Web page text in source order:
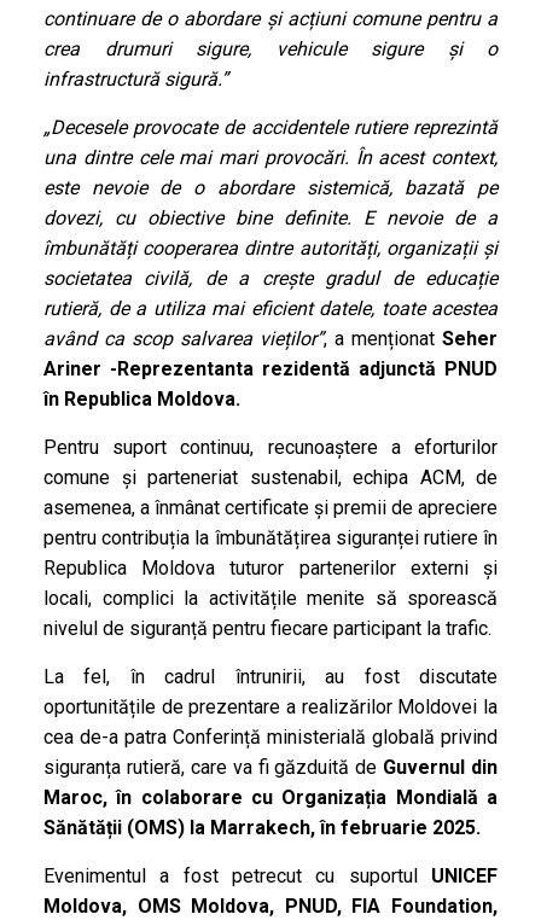
continuare de o abordare și acțiuni comune pentru a
crea drumuri sigure, vehicule sigure și o
infrastructură sigură.”
„Decesele provocate de accidentele rutiere reprezintă
una dintre cele mai mari provocări. În acest context,
este nevoie de o abordare sistemică, bazată pe
dovezi, cu obiective bine definite. E nevoie de a
îmbunătăți cooperarea dintre autorități, organizații și
societatea civilă, de a crește gradul de educație
rutieră, de a utiliza mai eficient datele, toate acestea
având ca scop salvarea vieților”, a menționat Seher
Ariner -Reprezentanta rezidentă adjunctă PNUD
în Republica Moldova.
Pentru suport continuu, recunoaștere a eforturilor
comune și parteneriat sustenabil, echipa ACM, de
asemenea, a înmânat certificate și premii de apreciere
pentru contribuția la îmbunătățirea siguranței rutiere în
Republica Moldova tuturor partenerilor externi și
locali, complici la activitățile menite să sporească
nivelul de siguranță pentru fiecare participant la trafic.
La fel, în cadrul întrunirii, au fost discutate
oportunitățile de prezentare a realizărilor Moldovei la
cea de-a patra Conferință ministerială globală privind
siguranța rutieră, care va fi găzduită de Guvernul din
Maroc, în colaborare cu Organizația Mondială a
Sănătății (OMS) la Marrakech, în februarie 2025.
Evenimentul a fost petrecut cu suportul UNICEF
Moldova, OMS Moldova, PNUD, FIA Foundation,